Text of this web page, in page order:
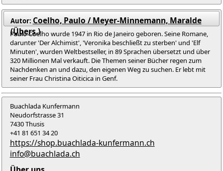
Autor: Coelho, Paulo / Meyer-Minnemann, Maralde
(Übers.)
Paulo Coelho wurde 1947 in Rio de Janeiro geboren. Seine Romane,
darunter 'Der Alchimist', 'Veronika beschließt zu sterben' und 'Elf
Minuten', wurden Weltbestseller, in 89 Sprachen übersetzt und über
320 Millionen Mal verkauft. Die Themen seiner Bücher regen zum
Nachdenken an und dazu, den eigenen Weg zu suchen. Er lebt mit
seiner Frau Christina Oiticica in Genf.
Buachlada Kunfermann
Neudorfstrasse 31
7430 Thusis
+41 81 651 34 20
https://shop.buachlada-kunfermann.ch
info@buachlada.ch